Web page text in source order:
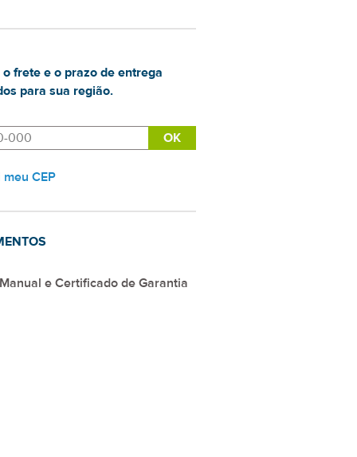
frete e o prazo de entrega
para sua região.
CEP
Manual e Certificado de Garantia